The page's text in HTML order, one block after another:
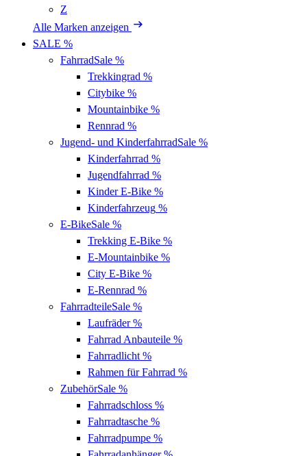
Z
Alle Marken anzeigen
SALE %
FahrradSale %
Trekkingrad %
Citybike %
Mountainbike %
Rennrad %
Jugend- und KinderfahrradSale %
Kinderfahrrad %
Jugendfahrrad %
Kinder E-Bike %
Kinderfahrzeug %
E-BikeSale %
Trekking E-Bike %
E-Mountainbike %
City E-Bike %
E-Rennrad %
FahrradteileSale %
Laufräder%
Fahrrad Anbauteile %
Fahrradlicht %
Rahmen für Fahrrad %
ZubehörSale %
Fahrradschloss %
Fahrradtasche %
Fahrradpumpe %